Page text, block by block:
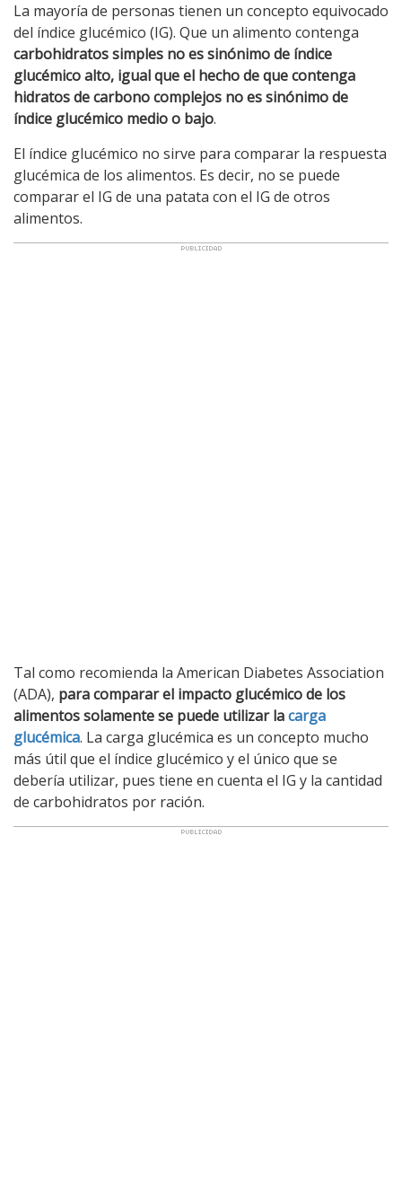
La mayoría de personas tienen un concepto equivocado
del índice glucémico (IG). Que un alimento contenga
carbohidratos simples no es sinónimo de índice
glucémico alto, igual que el hecho de que contenga
hidratos de carbono complejos no es sinónimo de
índice glucémico medio o bajo.
El índice glucémico no sirve para comparar la respuesta
glucémica de los alimentos. Es decir, no se puede
comparar el IG de una patata con el IG de otros
alimentos.
Tal como recomienda la American Diabetes Association
(ADA), para comparar el impacto glucémico de los
alimentos solamente se puede utilizar lacarga
glucémica. La carga glucémica es un concepto mucho
más útil que el índice glucémico y el único que se
debería utilizar, pues tiene en cuenta el IG y la cantidad
de carbohidratos por ración.